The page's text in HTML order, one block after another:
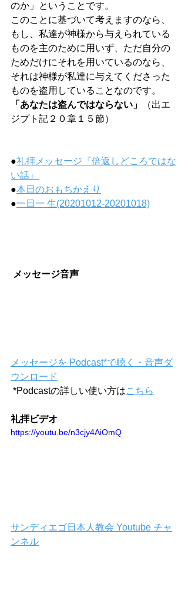
のか」ということです。
このことに基づいて考えますのなら、
もし、私達が神様から与えられている
ものを主のために用いず、ただ自分の
ためだけにそれを用いているのなら、
それは神様が私達に与えてくださった
ものを盗用していることなのです。
「あなたは盗んではならない」
（出エ
ジプト記２０章１５節）
●礼拝メッセージ『倍返しどころではな
い話』
●本日のおもちかえり
●一日一 生(20201012-20201018)
メッセージ音声
メッセージを Podcast*で聴く・音声ダ
ウンロード
*Podcastの詳しい使い方はこちら
礼拝ビデオ
https://youtu.be/n3cjy4AiOmQ
サンディエゴ日本人教会 Youtube チャ
ンネル